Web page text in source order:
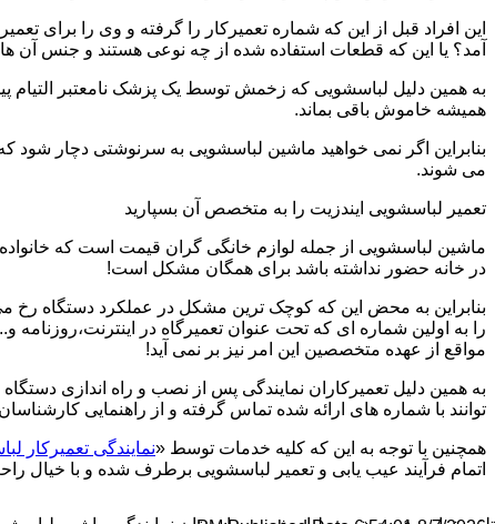
این افراد قبل از این که شماره تعمیرکار را گرفته و وی را برای
آمد؟ یا این که قطعات استفاده شده از چه نوعی هستند و جنس آن
به همین دلیل لباسشویی که زخمش توسط یک پزشک نامعتبر التیام
همیشه خاموش باقی بماند.
بنابراین اگر نمی خواهید ماشین لباسشویی به سرنوشتی دچار شود
می شوند.
تعمیر لباسشویی ایندزیت را به متخصص آن بسپارید
ماشین لباسشویی از جمله لوازم خانگی گران قیمت است که
در خانه حضور نداشته باشد برای همگان مشکل است!
بنابراین به محض این که کوچک ترین مشکل در عملکرد دستگاه رخ
را به اولین شماره ای که تحت عنوان تعمیرگاه در
مواقع از عهده متخصصین این امر نیز بر نمی آید!
به همین دلیل تعمیرکاران نمایندگی پس از نصب و راه اندازی
توانند با شماره های ارائه شده تماس گرفته و از راهنمایی
همچنین با توجه به این که کلیه خدمات توسط «نمایندگی تعمیرکار
اتمام فرآیند عیب یابی و تعمیر لباسشویی برطرف شده و با خیال